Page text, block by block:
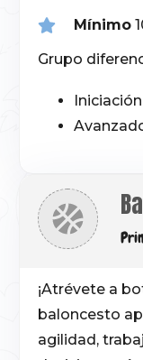
Mínimo
Grupo
Iniciación
Avanzado
¡Atrévete a
baloncesto
agilidad,